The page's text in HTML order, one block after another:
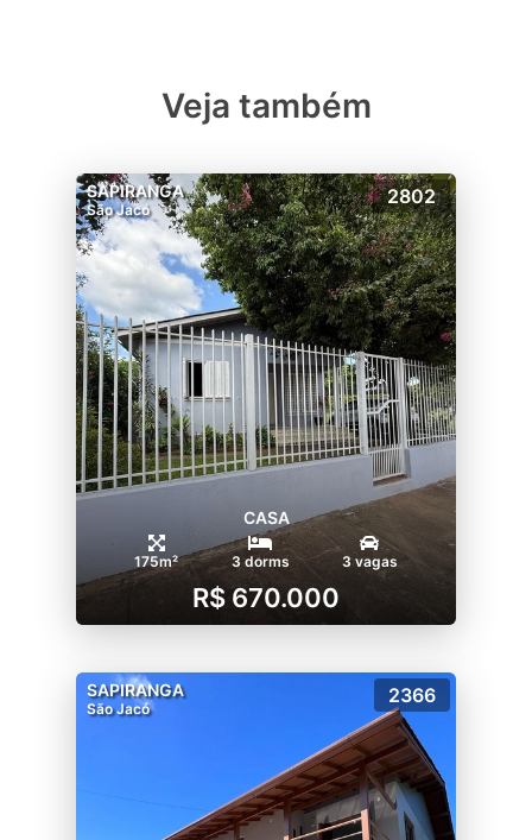
Veja também
SAPIRANGA
São Jacó
2802
CASA
175m² 3 dorms 3 vagas
R$ 670.000
SAPIRANGA
São Jacó
2366